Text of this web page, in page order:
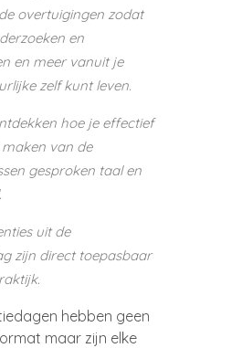
overtuigingen zodat
en
en meer vanuit je
zelf kunt leven.
hoe je effectief
van de
gesproken taal en
uit de
zijn direct toepasbaar
hebben geen
maar zijn elke